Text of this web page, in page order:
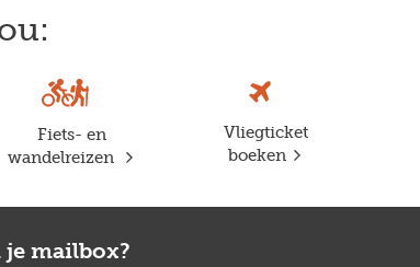
Fiets- en
wandelreizen
Vliegticket
boeken
mailbox?